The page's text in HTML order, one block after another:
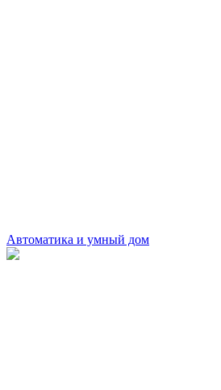
Автоматика и умный дом